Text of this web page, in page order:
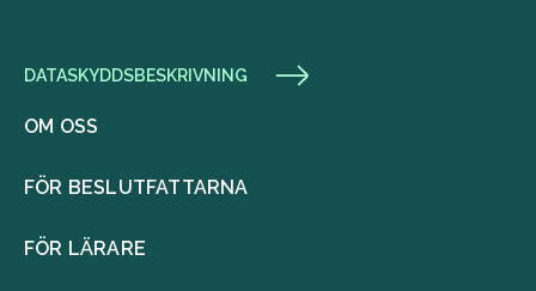
DATASKYDDSBESKRIVNING
OM OSS
FÖR BESLUTFATTARNA
FÖR LÄRARE